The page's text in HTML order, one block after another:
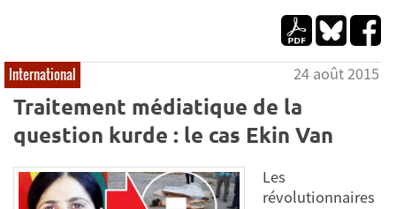
International 24 août 2015
Traitement médiatique de la
question kurde : le cas Ekin Van
Les
révolutionnaires